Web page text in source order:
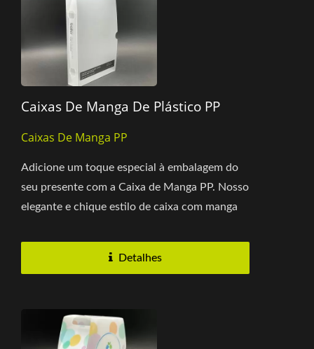
Caixas De Manga De Plástico PP
Caixas De Manga PP
Adicione um toque especial à embalagem do
seu presente com a Caixa de Manga PP. Nosso
elegante e chique estilo de caixa com manga
Detalhes